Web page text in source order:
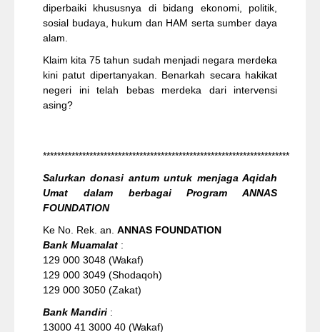
diperbaiki khususnya di bidang ekonomi, politik,
sosial budaya, hukum dan HAM serta sumber daya
alam.
Klaim kita 75 tahun sudah menjadi negara merdeka
kini patut dipertanyakan. Benarkah secara hakikat
negeri ini telah bebas merdeka dari intervensi
asing?
*********************************************************************
Salurkan donasi antum untuk menjaga Aqidah
Umat dalam berbagai Program ANNAS
FOUNDATION
Ke No. Rek. an. ANNAS FOUNDATION
Bank Muamalat :
129 000 3048 (Wakaf)
129 000 3049 (Shodaqoh)
129 000 3050 (Zakat)
Bank Mandiri :
13000 41 3000 40 (Wakaf)